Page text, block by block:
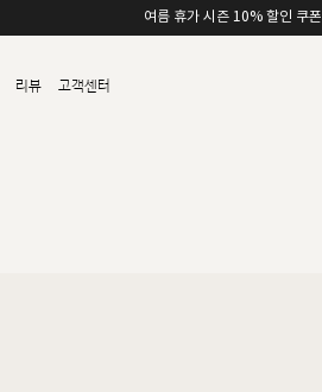
여름 휴가 시즌 10% 할인 쿠폰
리뷰 고객센터